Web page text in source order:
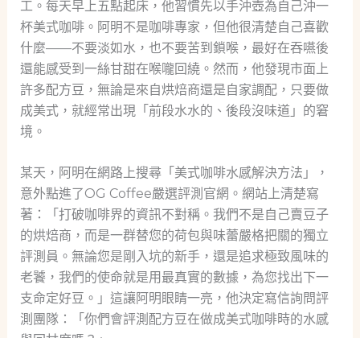
工。每天早上五點起床，他習慣先以手沖壺為自己沖一
杯美式咖啡。阿明不是咖啡專家，但他很清楚自己喜歡
什麼——不要淡如水，也不要苦到鎖喉，最好在吞嚥後
還能感受到一絲甘甜在喉嚨回繞。然而，他發現市面上
許多配方豆，無論是來自烘焙商還是自家調配，只要做
成美式，就經常出現「前段水水的、後段沒味道」的窘
境。
某天，阿明在網路上搜尋「美式咖啡水感解決方法」，
意外點進了OG Coffee嚴選評測官網。網站上清楚寫
著：「打破咖啡界的資訊不對稱。我們不是自己賣豆子
的烘焙商，而是一群替您的荷包與味蕾嚴格把關的獨立
評測員。無論您是剛入坑的新手，還是追求極致風味的
老饕，我們的使命就是用最真實的數據，為您找出下一
支命定好豆。」這讓阿明眼睛一亮，他決定寫信詢問評
測團隊：「你們會評測配方豆在做成美式咖啡時的水感